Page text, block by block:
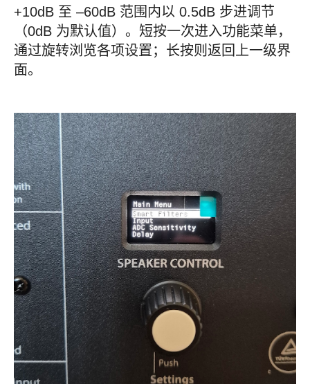
+10dB 至 –60dB 范围内以 0.5dB 步进调节
（0dB 为默认值）。短按一次进入功能菜单，
通过旋转浏览各项设置；长按则返回上一级界
面。